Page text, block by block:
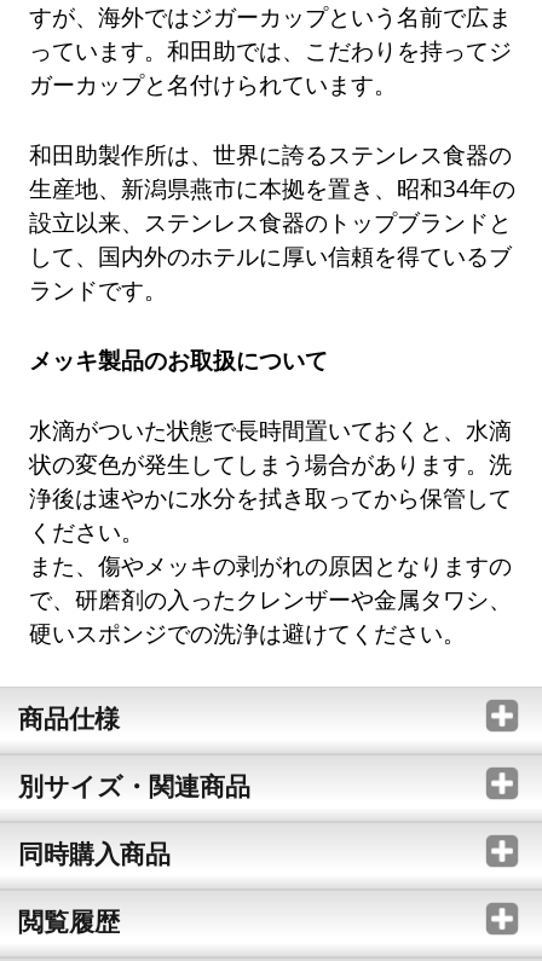
すが、海外ではジガーカップという名前で広ま
っています。和田助では、こだわりを持ってジ
ガーカップと名付けられています。
和田助製作所は、世界に誇るステンレス食器の
生産地、新潟県燕市に本拠を置き、昭和34年の
設立以来、ステンレス食器のトップブランドと
して、国内外のホテルに厚い信頼を得ているブ
ランドです。
メッキ製品のお取扱について
水滴がついた状態で長時間置いておくと、水滴
状の変色が発生してしまう場合があります。洗
浄後は速やかに水分を拭き取ってから保管して
ください。
また、傷やメッキの剥がれの原因となりますの
で、研磨剤の入ったクレンザーや金属タワシ、
硬いスポンジでの洗浄は避けてください。
商品仕様
別サイズ・関連商品
同時購入商品
閲覧履歴